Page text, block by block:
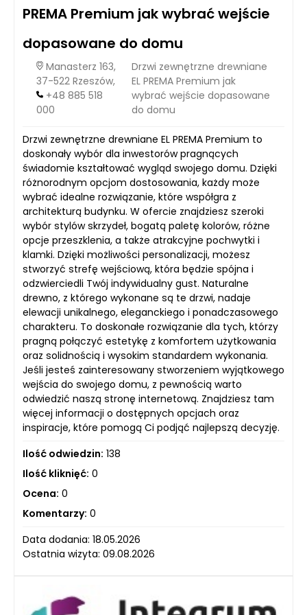
PREMA Premium jak wybrać wejście
dopasowane do domu
Manasterz 163,
37-522 Rzeszów,
+48 885 518
000
Drzwi zewnętrzne drewniane
EL PREMA Premium jak
wybrać wejście dopasowane
do domu
Drzwi zewnętrzne drewniane EL PREMA Premium to
doskonały wybór dla inwestorów pragnących
świadomie kształtować wygląd swojego domu. Dzięki
różnorodnym opcjom dostosowania, każdy może
wybrać idealne rozwiązanie, które współgra z
architekturą budynku. W ofercie znajdziesz szeroki
wybór stylów skrzydeł, bogatą paletę kolorów, różne
opcje przeszklenia, a także atrakcyjne pochwytki i
klamki. Dzięki możliwości personalizacji, możesz
stworzyć strefę wejściową, która będzie spójna i
odzwierciedli Twój indywidualny gust. Naturalne
drewno, z którego wykonane są te drzwi, nadaje
elewacji unikalnego, eleganckiego i ponadczasowego
charakteru. To doskonałe rozwiązanie dla tych, którzy
pragną połączyć estetykę z komfortem użytkowania
oraz solidnością i wysokim standardem wykonania.
Jeśli jesteś zainteresowany stworzeniem wyjątkowego
wejścia do swojego domu, z pewnością warto
odwiedzić naszą stronę internetową. Znajdziesz tam
więcej informacji o dostępnych opcjach oraz
inspiracje, które pomogą Ci podjąć najlepszą decyzję.
Ilość odwiedzin: 138
Ilość kliknięć: 0
Ocena: 0
Komentarzy: 0
Data dodania: 18.05.2026
Ostatnia wizyta: 09.08.2026